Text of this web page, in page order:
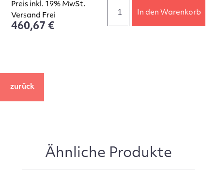
Preis inkl. 19% MwSt.
Versand Frei
460,67 €
In den Warenkorb
zurück
Ähnliche Produkte